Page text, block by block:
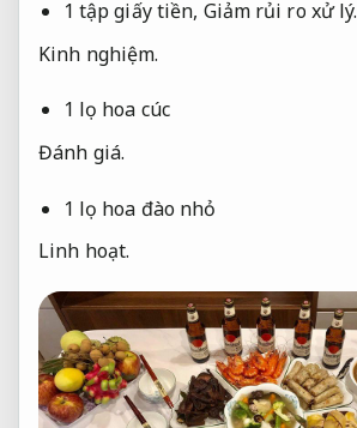
1 tập giấy tiền, Giảm rủi ro xử lý.
Kinh nghiệm.
1 lọ hoa cúc
Đánh giá.
1 lọ hoa đào nhỏ
Linh hoạt.